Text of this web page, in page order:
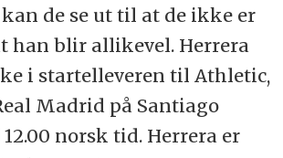
de se ut til at de ikke er
han blir allikevel. Herrera
i startelleveren til Athletic,
Madrid på Santiago
norsk tid. Herrera er